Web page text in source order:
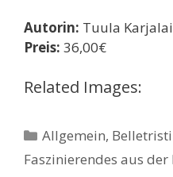
Autorin: Tuula
Preis: 36,00€
Related Images:
Kategorien
Allgemein,
Faszinierendes aus